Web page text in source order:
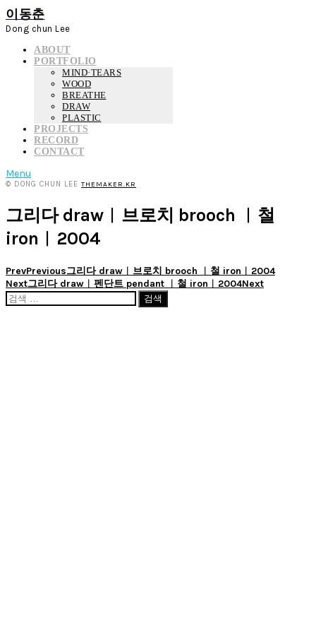
이동춘
Dong chun Lee
ABOUT
PORTFOLIO
MIND·TEARS
WOOD
BREATHE
DRAW
PLASTIC
PROJECTS
RECORD
CONTACT
Menu
© DONG CHUN LEE THEMAKER.KR
그리다 draw︱브로치 brooch ︱철
iron︱2004
PrevPrevious그리다 draw︱브로치 brooch ︱철 iron︱2004
Next그리다 draw︱펜단트 pendant ︱철 iron︱2004Next
검
색: